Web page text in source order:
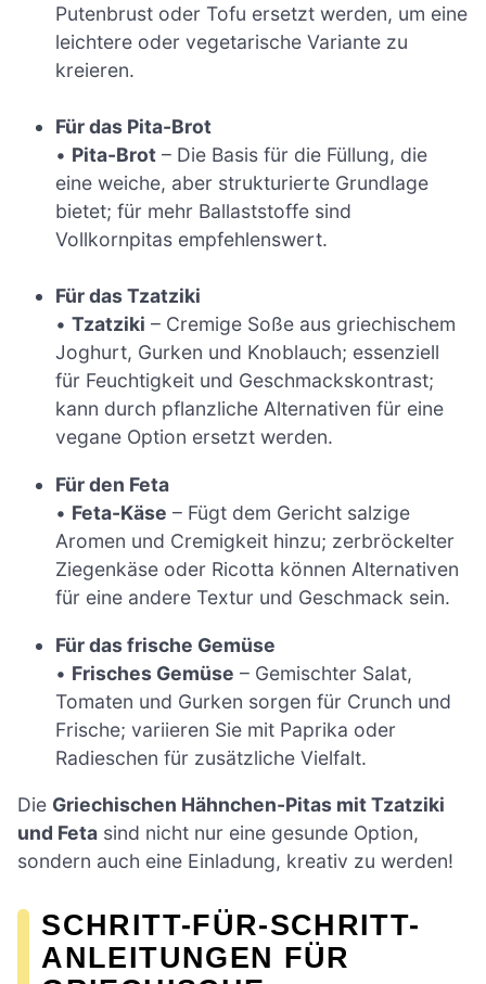
Putenbrust oder Tofu ersetzt werden, um eine
leichtere oder vegetarische Variante zu
kreieren.
Für das Pita-Brot
• Pita-Brot – Die Basis für die Füllung, die
eine weiche, aber strukturierte Grundlage
bietet; für mehr Ballaststoffe sind
Vollkornpitas empfehlenswert.
Für das Tzatziki
•Tzatziki – Cremige Soße aus griechischem
Joghurt, Gurken und Knoblauch; essenziell
für Feuchtigkeit und Geschmackskontrast;
kann durch pflanzliche Alternativen für eine
vegane Option ersetzt werden.
Für den Feta
• Feta-Käse – Fügt dem Gericht salzige
Aromen und Cremigkeit hinzu; zerbröckelter
Ziegenkäse oder Ricotta können Alternativen
für eine andere Textur und Geschmack sein.
Für das frische Gemüse
• Frisches Gemüse – Gemischter Salat,
Tomaten und Gurken sorgen für Crunch und
Frische; variieren Sie mit Paprika oder
Radieschen für zusätzliche Vielfalt.
Die Griechischen Hähnchen-Pitas mit Tzatziki
und Feta sind nicht nur eine gesunde Option,
sondern auch eine Einladung, kreativ zu werden!
SCHRITT-FÜR-SCHRITT-
ANLEITUNGEN FÜR